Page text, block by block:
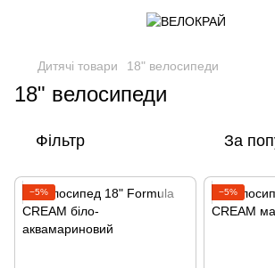
Дитячі товари 18" велосипеди
18" велосипеди
Фільтр За
−5% −5%